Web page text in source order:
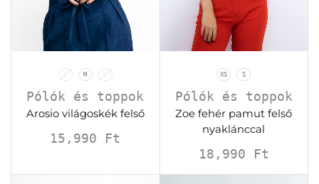
S M L
Pólók és toppok
Arosio világoskék felső
15,990 Ft
XS S
Pólók és toppok
Zoe fehér pamut felső
nyaklánccal
18,990 Ft